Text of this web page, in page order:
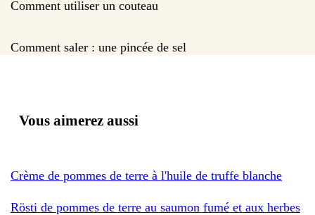
Comment utiliser un couteau
Comment saler : une pincée de sel
Vous aimerez aussi
Crème de pommes de terre à l'huile de truffe blanche
Rösti de pommes de terre au saumon fumé et aux herbes